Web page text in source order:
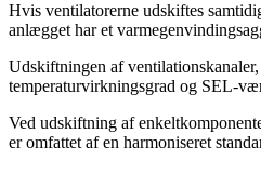
Hvis ventilatorerne udskiftes
anlægget har et
Udskiftningen af
temperaturvirkningsgrad og SEL-
Ved udskiftning af
er omfattet af en harmoniseret